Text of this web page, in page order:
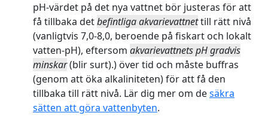
pH-värdet på det nya vattnet bör justeras för att
få tillbaka detbefintliga akvarievattnettill rätt nivå
(vanligtvis 7,0-8,0, beroende på fiskart och lokalt
vatten-pH), eftersom akvarievattnets pH gradvis
minskar(blir surt).) över tid och måste buffras
(genom att öka alkaliniteten) för att få den
tillbaka till rätt nivå. Lär dig mer om desäkra
sätten att göra vattenbyten.